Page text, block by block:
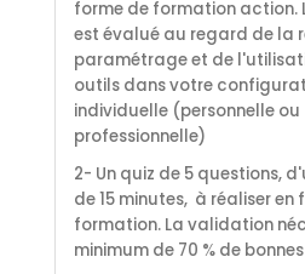
forme de formation action.
est évalué au regard de la
paramétrage et de
outils dans votre
individuelle (personnelle ou
professionnelle)
2- Un quiz de 5 questions,
de 15 minutes, à réaliser en
formation. La validation
minimum de 70 % de